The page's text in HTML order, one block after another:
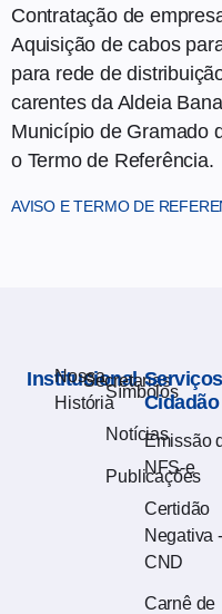
Contratação de
Aquisição de cabos
para rede de
carentes da Aldeia
Município de Gramado
o Termo de Referência.
AVISO E TERMO DE
Institucional
Nossa
História
Secretarias
Símbolos
Notícias
Publicações
Cidadão
Emissão
NFS-e
Certidão
Negativa -
CND
Carnê de